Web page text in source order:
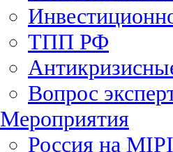
ТПП РФ
Вопрос
Мероприятия
Россия на